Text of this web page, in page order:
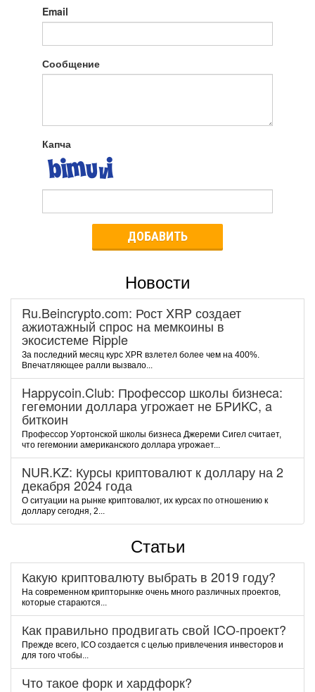
Email
Сообщение
Капча
ДОБАВИТЬ
Новости
Ru.Beincrypto.com: Рост XRP создает
ажиотажный спрос на мемкоины в
экосистеме Ripple
За последний месяц курс XPR взлетел более чем на 400%.
Впечатляющее ралли вызвало...
Happycoin.Club: Пpoфeccop шкoлы бизнeca:
гeгeмoнии дoллapa угpoжaeт нe БPИKC, a
биткoин
Пpoфeccop Уopтoнcкoй шкoлы бизнeca Джepeми Cигeл cчитaeт,
чтo гeгeмoнии aмepикaнcкoгo дoллapa угpoжaeт...
NUR.KZ: Курсы криптовалют к доллару на 2
декабря 2024 года
О ситуации на рынке криптовалют, их курсах по отношению к
доллару сегодня, 2...
Статьи
Какую криптовалюту выбрать в 2019 году?
На современном крипторынке очень много различных проектов,
которые стараются...
Как правильно продвигать свой ICO-проект?
Прежде всего, ICO создается с целью привлечения инвесторов и
для того чтобы...
Что такое форк и хардфорк?